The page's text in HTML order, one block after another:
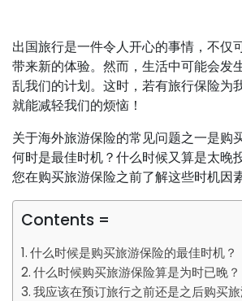
出国旅行是一件令人开心的事情，不仅
带来新的体验。然而，生活中可能会发
乱我们的计划。这时，若有旅行保险为
就能减轻我们的烦恼！
关于海外旅游保险的常见问题之一是购
何时是最佳时机？什么时候又算是太晚
您在购买旅游保险之前了解这些时机因素
Contents =
什么时候是购买旅游保险的最佳时机？
什么时候购买旅游保险算是为时已晚？
我应该在预订旅行之前还是之后购买旅